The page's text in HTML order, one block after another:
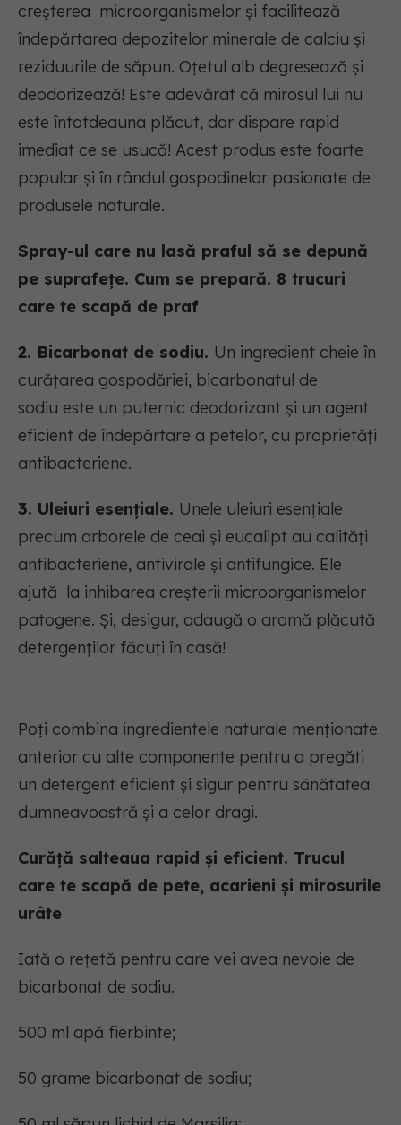
creșterea microorganismelor și facilitează
îndepărtarea depozitelor minerale de calciu și
reziduurile de săpun. Oțetul alb degresează și
deodorizează! Este adevărat că mirosul lui nu
este întotdeauna plăcut, dar dispare rapid
imediat ce se usucă! Acest produs este foarte
popular și în rândul gospodinelor pasionate de
produsele naturale.
Spray-ul care nu lasă praful să se depună
pe suprafețe. Cum se prepară. 8 trucuri
care te scapă de praf
2. Bicarbonat de sodiu. Un ingredient cheie în
curățarea gospodăriei, bicarbonatul de
sodiu este un puternic deodorizant și un agent
eficient de îndepărtare a petelor, cu proprietăți
antibacteriene.
3. Uleiuri esențiale. Unele uleiuri esențiale
precum arborele de ceai și eucalipt au calități
antibacteriene, antivirale și antifungice. Ele
ajută la inhibarea creșterii microorganismelor
patogene. Și, desigur, adaugă o aromă plăcută
detergenților făcuți în casă!
Poți combina ingredientele naturale menționate
anterior cu alte componente pentru a pregăti
un detergent eficient și sigur pentru sănătatea
dumneavoastră și a celor dragi.
Curăță salteaua rapid și eficient. Trucul
care te scapă de pete, acarieni și mirosurile
urâte
Iată o rețetă pentru care vei avea nevoie de
bicarbonat de sodiu.
500 ml apă fierbinte;
50 grame bicarbonat de sodiu;